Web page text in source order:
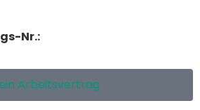
Nr.:
Arbeitsvertrag